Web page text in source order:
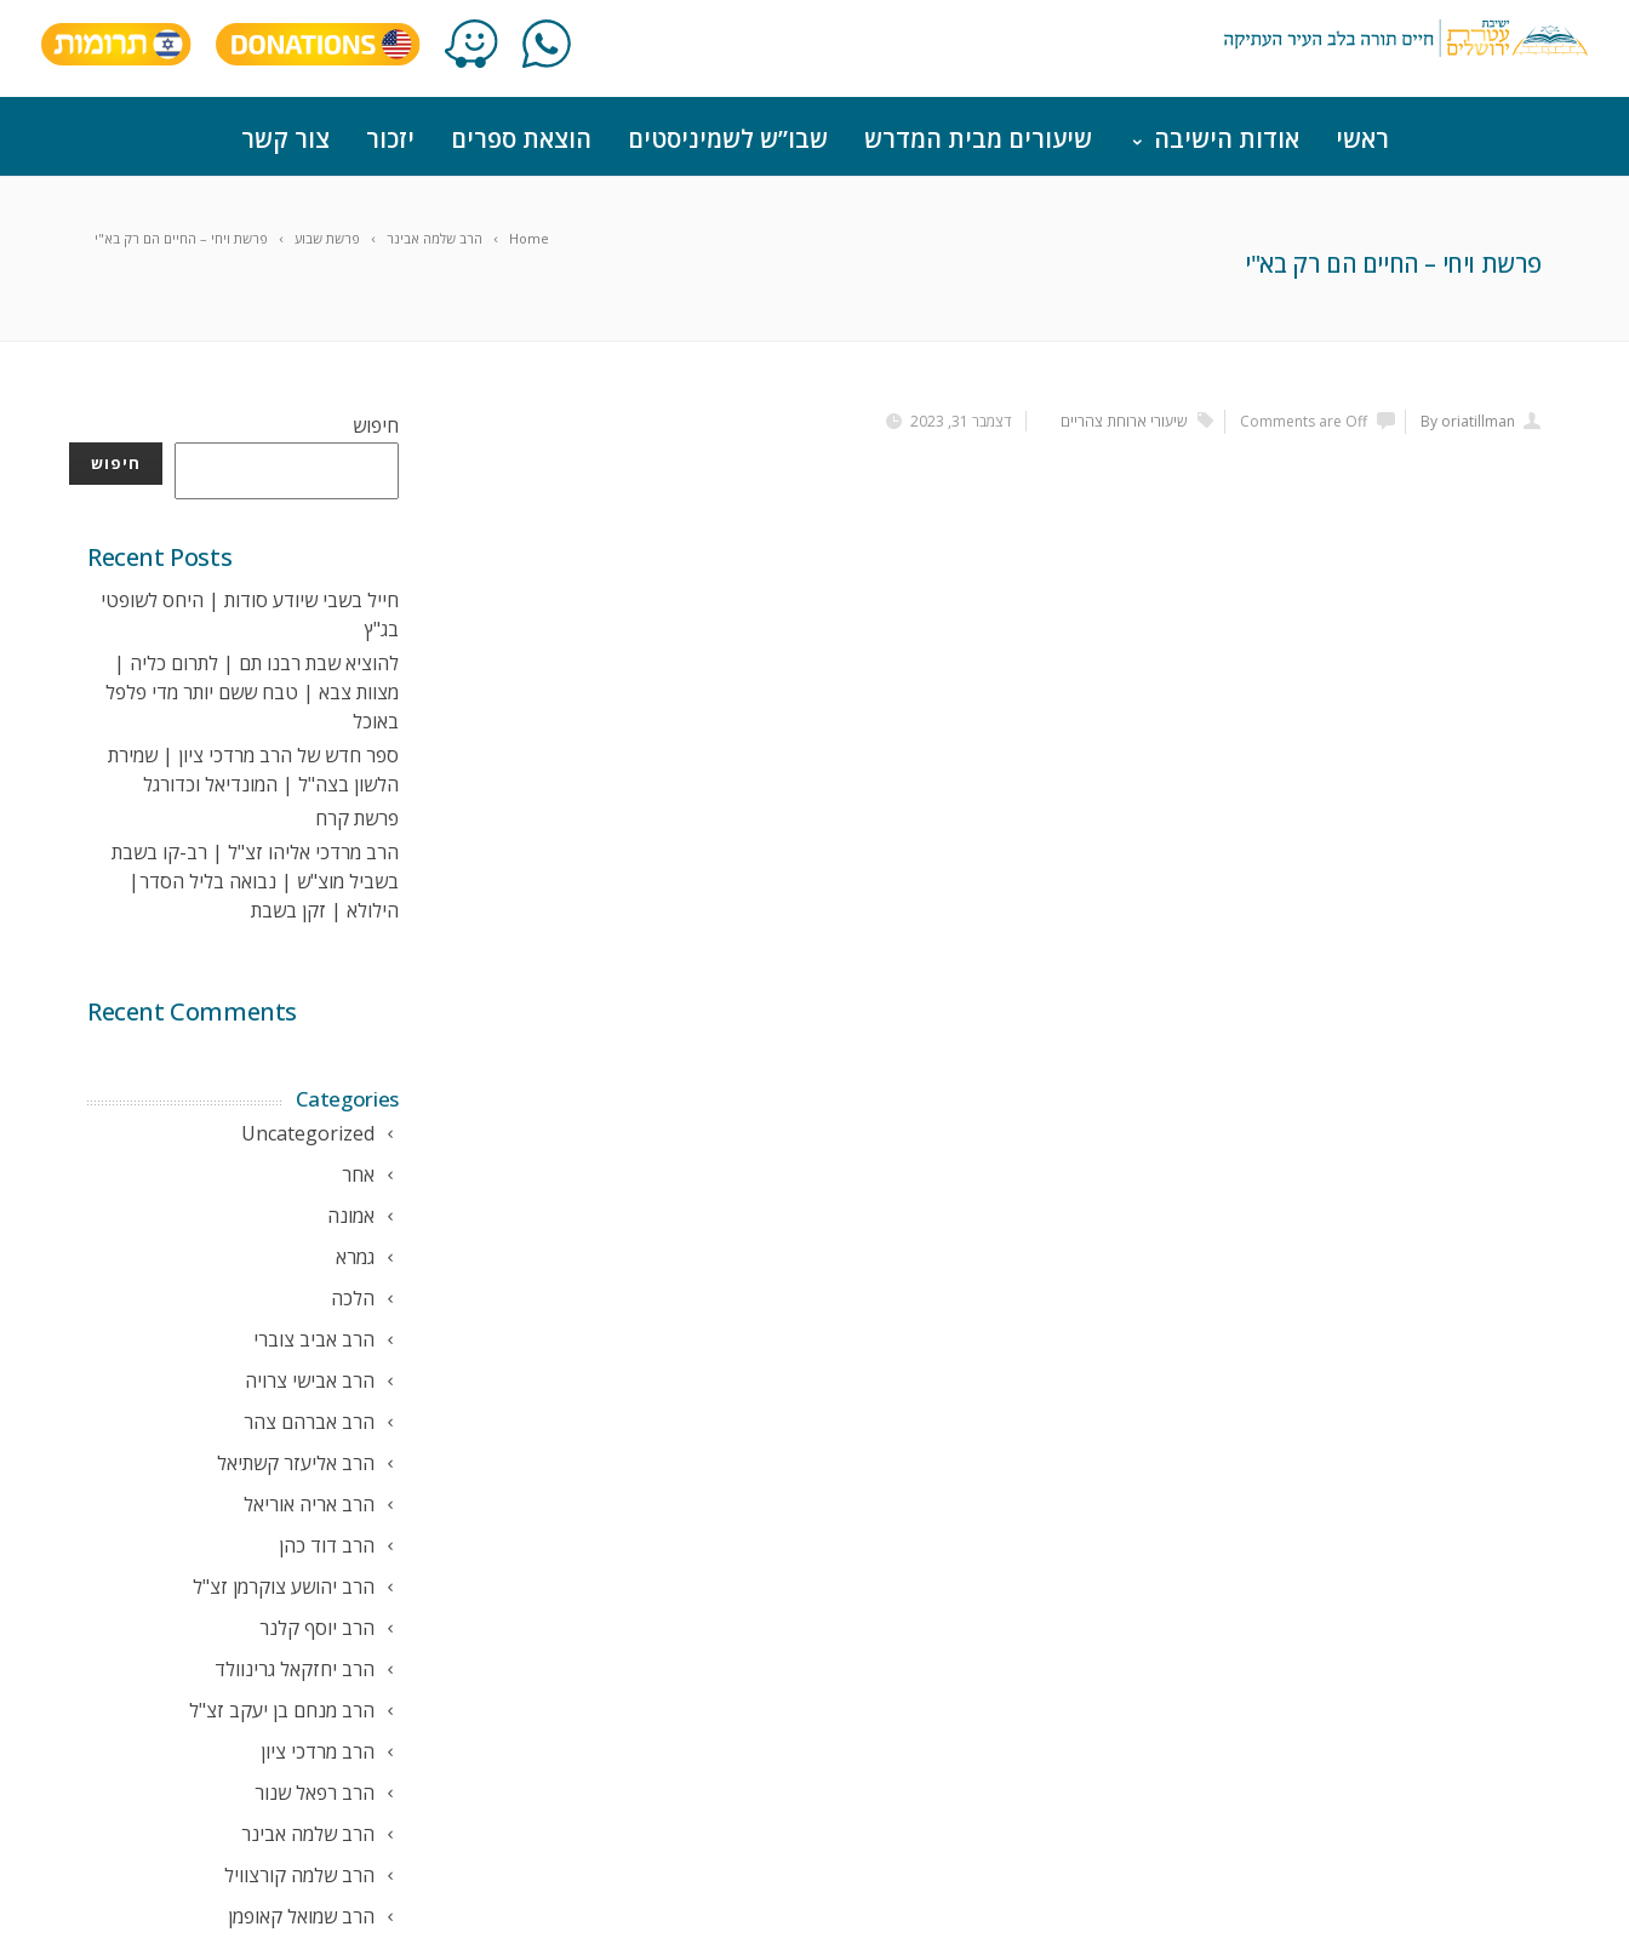
ראשי אודות הישיבה שיעורים מבית המדרש שבו”ש לשמיניסטים הוצאת ספרים יזכור צור קשר
Home הרב שלמה אבינר פרשת שבוע פרשת ויחי – החיים הם רק בא"י
פרשת ויחי – החיים הם רק בא"י
דצמבר 31, 2023 By oriatillman
Comments are Off שיעורי ארוחת צהריים חיפוש
חיפוש
Recent Posts
חייל בשבי שיודע סודות | היחס לשופטי
בג"ץ
להוציא שבת רבנו תם | לתרום כליה |
מצוות צבא | טבח ששם יותר מדי פלפל
באוכל
ספר חדש של הרב מרדכי ציון | שמירת
הלשון בצה"ל | המונדיאל וכדורגל
פרשת קרח
הרב מרדכי אליהו זצ"ל | רב-קו בשבת
בשביל מוצ"ש | נבואה בליל הסדר|
הילולא | זקן בשבת
Recent Comments
Categories
Uncategorized
אחר
אמונה
גמרא
הלכה
הרב אביב צוברי
הרב אבישי צרויה
הרב אברהם צהר
הרב אליעזר קשתיאל
הרב אריה אוריאל
הרב דוד כהן
הרב יהושע צוקרמן זצ"ל
הרב יוסף קלנר
הרב יחזקאל גרינוולד
הרב מנחם בן יעקב זצ"ל
הרב מרדכי ציון
הרב רפאל שנור
הרב שלמה אבינר
הרב שלמה קורצוויל
הרב שמואל קאופמן